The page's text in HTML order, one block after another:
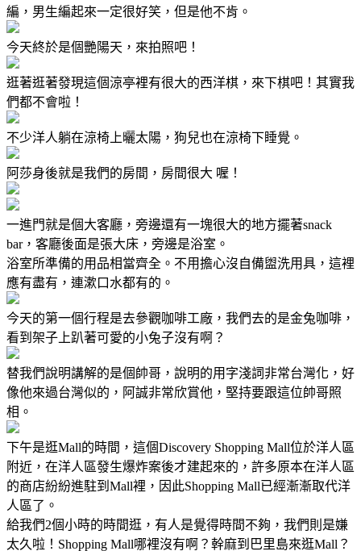
編，男生編起來一定很好笑，但是他不肯。
今天終於是個艷陽天，來拍照吧！
逛著逛著發現這個涼亭裡有很大的西洋棋，來下棋吧！其實我
們都不會啦！
不少洋人躺在涼椅上曬太陽，狗兒也在涼椅下睡覺。
阿莎身後就是我們的房間，房間很大 喔！
一進門就是個大客廳，旁邊還有一塊很大的地方擺著snack
bar，客廳後面是張大床，旁邊是浴室。
浴室所準備的用品相當齊全。不用擔心沒自備盥洗用具，這裡
應有盡有，連漱口水都有的。
今天的第一個行程是去參觀咖啡工廠，我們去的是金兔咖啡，
看到架子上趴著可愛的小兔子沒有啊？
替我們說明講解的是個帥哥，說明的用字淺詞非常台灣化，好
像他來過台灣似的，阿誠非常欣賞他，堅持要跟這位帥哥照
相。
下午是逛Mall的時間，這個Discovery Shopping Mall位於洋人區
附近，在洋人區發生爆炸案後才建起來的，許多原本在洋人區
的商店紛紛進駐到Mall裡，因此Shopping Mall已經漸漸取代洋
人區了。
給我們2個小時的時間逛，有人是覺得時間不夠，我們則是嫌
太久啦！Shopping Mall哪裡沒有啊？幹麻到巴里島來逛Mall？